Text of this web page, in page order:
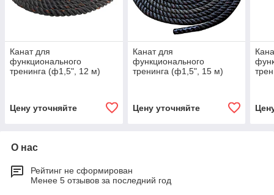
Канат для
функционального
тренинга (ф1,5", 12 м)
Цену уточняйте
Канат для
функционального
тренинга (ф1,5", 15 м)
Цену уточняйте
О нас
Рейтинг не сформирован
Менее 5 отзывов за последний год